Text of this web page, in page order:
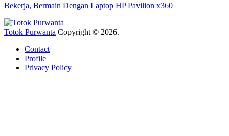
Bekerja, Bermain Dengan Laptop HP Pavilion x360
Totok Purwanta Copyright © 2026.
Contact
Profile
Privacy Policy